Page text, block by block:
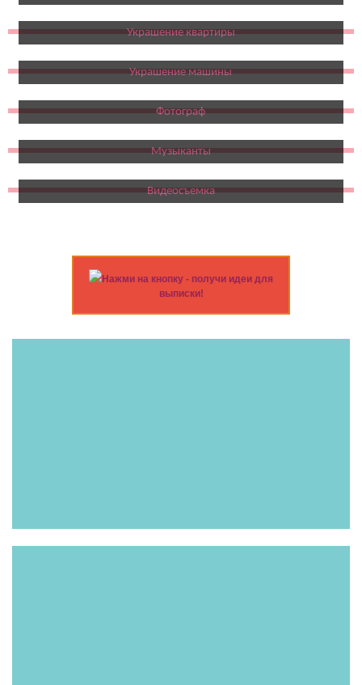
Украшение квартиры
Украшение машины
Фотограф
Музыканты
Видеосъемка
Нажми на кнопку - получи идеи для
выписки!